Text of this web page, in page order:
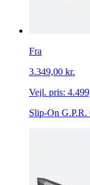
Fra
3.349,00 kr.
Vejl. pris:
Slip-On